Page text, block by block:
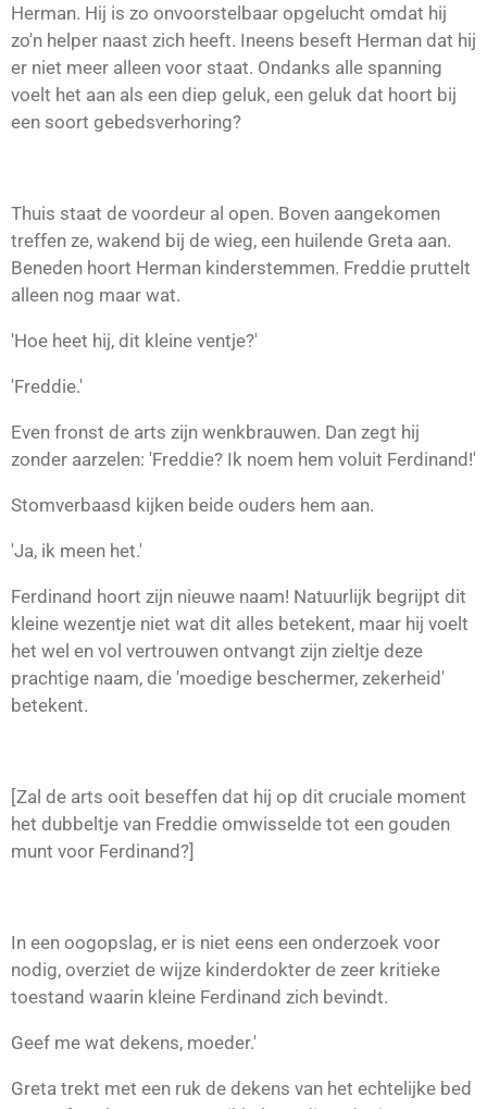
Herman. Hij is zo onvoorstelbaar opgelucht omdat hij
zo'n helper naast zich heeft. Ineens beseft Herman dat hij
er niet meer alleen voor staat. Ondanks alle spanning
voelt het aan als een diep geluk, een geluk dat hoort bij
een soort gebedsverhoring?
Thuis staat de voordeur al open. Boven aangekomen
treffen ze, wakend bij de wieg, een huilende Greta aan.
Beneden hoort Herman kinderstemmen. Freddie pruttelt
alleen nog maar wat.
'Hoe heet hij, dit kleine ventje?'
'Freddie.'
Even fronst de arts zijn wenkbrauwen. Dan zegt hij
zonder aarzelen: 'Freddie? Ik noem hem voluit Ferdinand!'
Stomverbaasd kijken beide ouders hem aan.
'Ja, ik meen het.'
Ferdinand hoort zijn nieuwe naam! Natuurlijk begrijpt dit
kleine wezentje niet wat dit alles betekent, maar hij voelt
het wel en vol vertrouwen ontvangt zijn zieltje deze
prachtige naam, die 'moedige beschermer, zekerheid'
betekent.
[Zal de arts ooit beseffen dat hij op dit cruciale moment
het dubbeltje van Freddie omwisselde tot een gouden
munt voor Ferdinand?]
In een oogopslag, er is niet eens een onderzoek voor
nodig, overziet de wijze kinderdokter de zeer kritieke
toestand waarin kleine Ferdinand zich bevindt.
Geef me wat dekens, moeder.'
Greta trekt met een ruk de dekens van het echtelijke bed